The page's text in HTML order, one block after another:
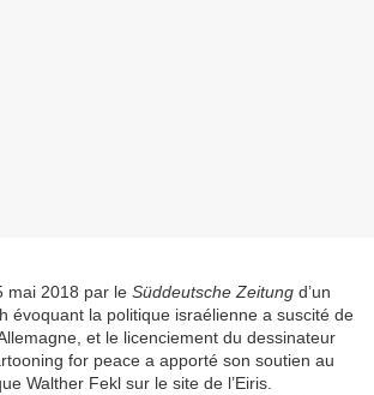
mai 2018 par le Süddeutsche Zeitung d’un
évoquant la politique israélienne a suscité de
et le licenciement du dessinateur
for peace a apporté son soutien au
Walther Fekl sur le site de l’Eiris.